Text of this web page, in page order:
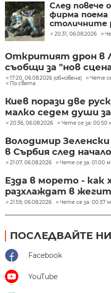
След повече
фирма поема
столичните
"Подуяне" и
20:31, 06.08.2026
Откритият дрон в
съобщи за "нов
17:20, 06.08.2026 (обновена)
Чете
По света
Киев порази две
малко седем души
20:36, 06.08.2026 Чете се за: 00:50
Володимир
в Сърбия след
21:07, 06.08.2026 Чете се за: 01:00
Езда в морето - как
разхлаждат в
21:59, 06.08.2026 Чете се за: 00:37
ПОСЛЕДВАЙТЕ
Facebook
YouTube